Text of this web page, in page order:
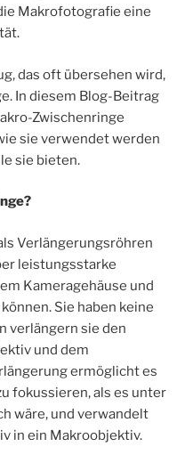
Makrofotografie eine
das oft übersehen wird,
In diesem Blog-Beitrag
Zwischenringe
sie verwendet werden
sie bieten.
Verlängerungsröhren
leistungsstarke
Kameragehäuse und
Sie haben keine
verlängern sie den
und dem
ermöglicht es
fokussieren, als es unter
wäre, und verwandelt
in ein Makroobjektiv.